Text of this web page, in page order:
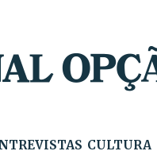
CULTURA